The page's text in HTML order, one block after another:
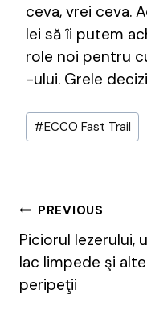
ceva, vrei ceva.
lei să îi putem
role noi pentru
-ului. Grele
Post
Tags:
#ECCO Fast Trail
Post
Navigation
PREVIOUS
Piciorul Iezerului,
lac limpede şi alte
peripeţii